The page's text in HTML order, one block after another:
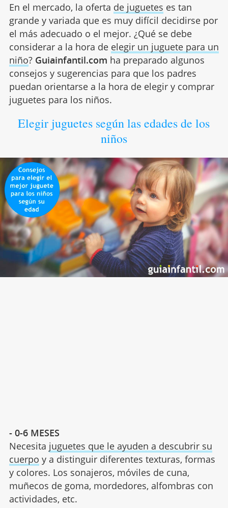
En el mercado, la oferta de juguetes es tan
grande y variada que es muy difícil decidirse por
el más adecuado o el mejor. ¿Qué se debe
considerar a la hora de elegir un juguete para un
niño? Guiainfantil.com ha preparado algunos
consejos y sugerencias para que los padres
puedan orientarse a la hora de elegir y comprar
juguetes para los niños.
Elegir juguetes según las edades de los
niños
- 0-6 MESES
Necesita juguetes que le ayuden a descubrir su
cuerpo y a distinguir diferentes texturas, formas
y colores. Los sonajeros, móviles de cuna,
muñecos de goma, mordedores, alfombras con
actividades, etc.